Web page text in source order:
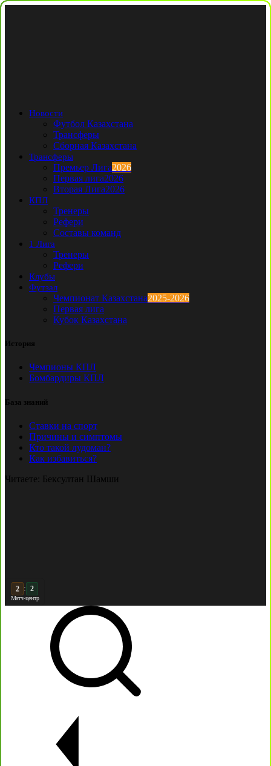
Новости
Футбол Казахстана
Трансферы
Сборная Казахстана
Трансферы
Премьер Лига2026
Первая лига2026
Вторая Лига2026
КПЛ
Тренеры
Рефери
Составы команд
1 Лига
Тренеры
Рефери
Клубы
Футзал
Чемпионат Казахстана2025-2026
Первая лига
Кубок Казахстана
История
Чемпионы КПЛ
Бомбардиры КПЛ
База знаний
Ставки на спорт
Причины и симптомы
Кто такой лудоман?
Как избавиться?
Читаете: Бексултан Шамши
3 : 2
Матч-центр